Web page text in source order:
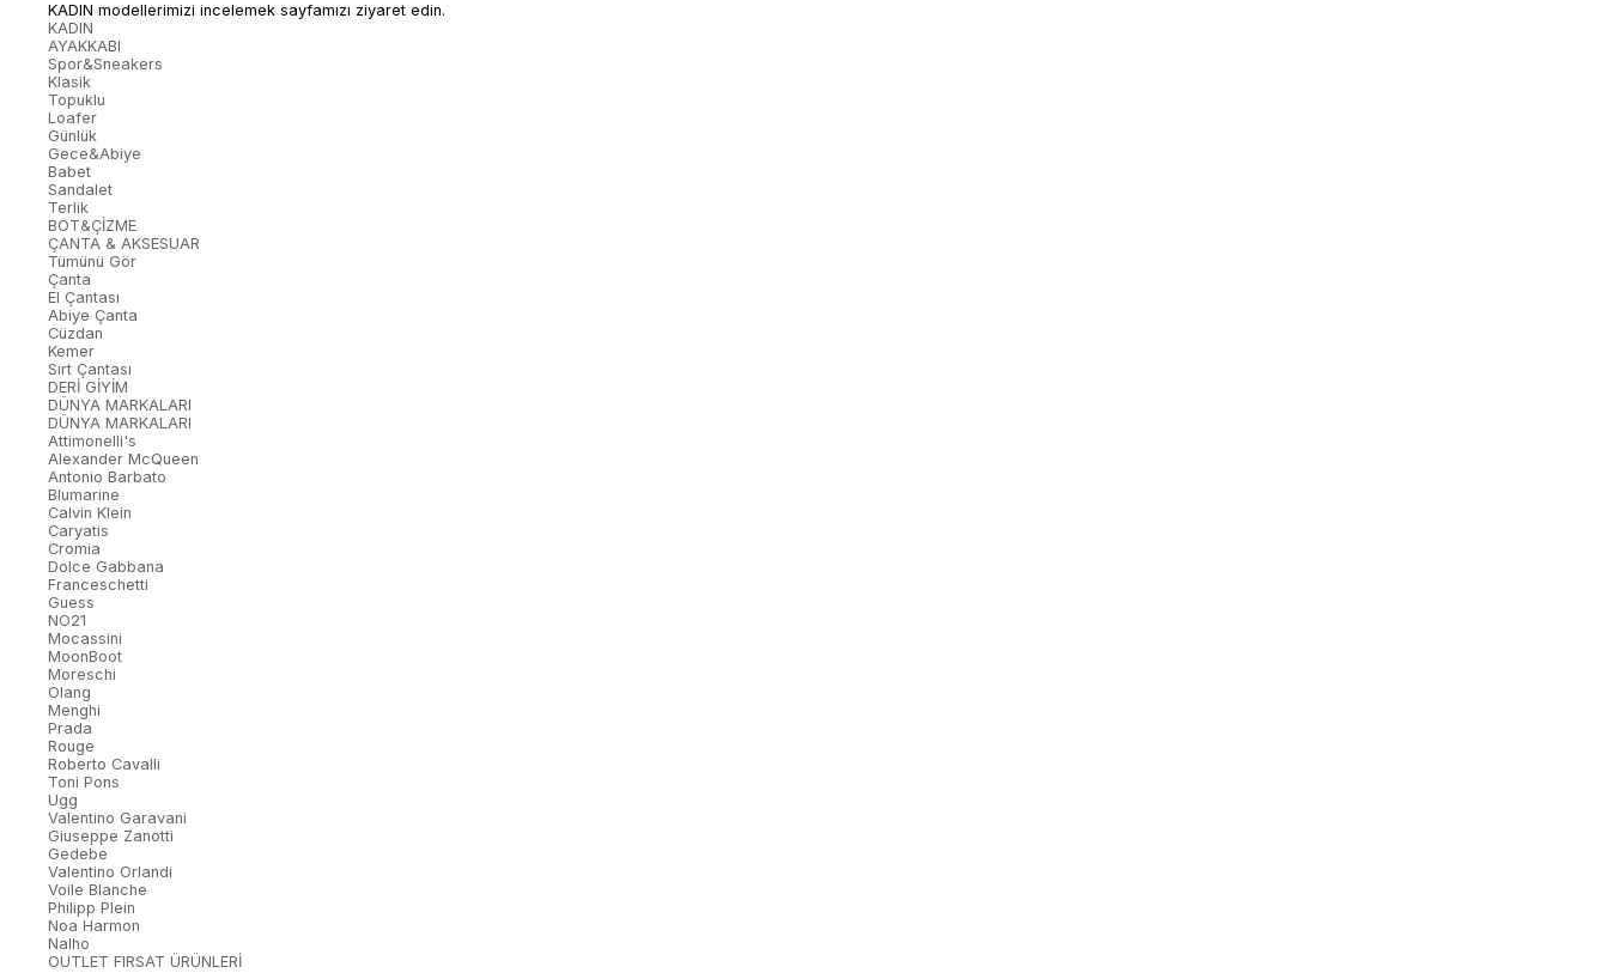
KADIN modellerimizi incelemek sayfamızı ziyaret edin.
KADIN
AYAKKABI
Spor&Sneakers
Klasik
Topuklu
Loafer
Günlük
Gece&Abiye
Babet
Sandalet
Terlik
BOT&ÇİZME
ÇANTA & AKSESUAR
Tümünü Gör
Çanta
El Çantası
Abiye Çanta
Cüzdan
Kemer
Sırt Çantası
DERİ GİYİM
DÜNYA MARKALARI
DÜNYA MARKALARI
Attimonelli's
Alexander McQueen
Antonio Barbato
Blumarine
Calvin Klein
Caryatis
Cromia
Dolce Gabbana
Franceschetti
Guess
NO21
Mocassini
MoonBoot
Moreschi
Olang
Menghi
Prada
Rouge
Roberto Cavalli
Toni Pons
Ugg
Valentino Garavani
Giuseppe Zanotti
Gedebe
Valentino Orlandi
Voile Blanche
Philipp Plein
Noa Harmon
Nalho
OUTLET FIRSAT ÜRÜNLERİ